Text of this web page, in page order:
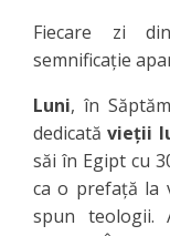
Fiecare zi
semnificaţie
Luni, în
dedicatăvieţii
săi în Egipt cu
ca o prefaţă la
spun teologii.